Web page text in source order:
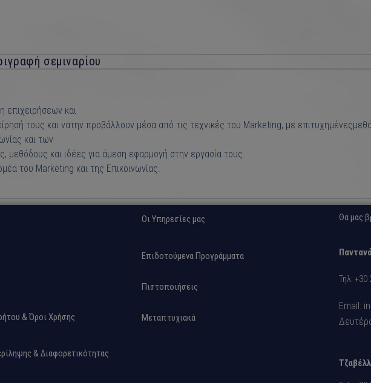
σεμιναρίου
επιχειρήσεων και
τους και νατην προβάλλουν μέσα από τις τεχνικές του Marketing, με
και των
και ιδέες για άμεση εφαρμογή στην εργασία τους.
του Marketing και της Επικοινωνίας.
& Όροι Χρήσης
& Διαφορετικότητας
Οι Υπηρεσίες μας
Επιδοτούμενα Προγράμματα
Πιστοποιήσεις
Μεταπτυχιακά
Θα μας
Τηλ: +30
Email: